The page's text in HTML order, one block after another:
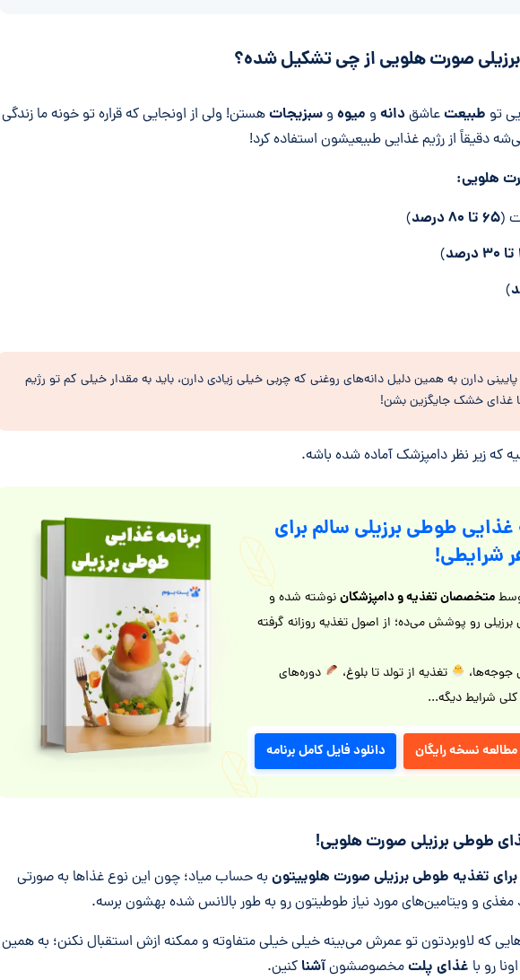
صورت هلویی از چی تشکیل شده؟
تو طبیعتعاشق دانه و میوه و سبزیجاتهستن! ولی از اونجایی که قراره تو خونه ما زندگی
دقیقاً از رژیم غذایی طبیعیشون استفاده کرد!
هلویی:
(۶۵ تا ۸۰ درصد
)
)
)
دارن به همین دلیل دانه‌های روغنی که چربی خیلی زیادی دارن، باید به مقدار خیلی کم تو رژیم
با غذای خشک جایگزین بشن!
که زیر نظر دامپزشک آماده شده باشه.
غذایی طوطی برزیلی سالم برای
شرایطی!
متخصصان تغذیه و دامپزشکاننوشته شده و
رو پوشش می‌ده؛ از اصول تغذیه روزانه گرفته
تغذیه از تولد تا بلوغ،
دوره‌های
شرایط دیگه...
مطالعه نسخه رایگان دانلود فایل کامل برنامه
طوطی برزیلی صورت هلویی!
برای تغذیه طوطی برزیلی صورت هلوییتون به حساب میاد؛ چون این نوع غذا‌ها به صورتی
مغذی و ویتامین‌های مورد نیاز طوطیتون رو به طور بالانس شده بهشون برسه.
که لاوبردتون تو عمرش می‌بینه خیلی خیلی متفاوته و ممکنه ازش استقبال نکنن؛ به همین
اونا رو با غذای پلتمخصوصشونآشنا کنین.